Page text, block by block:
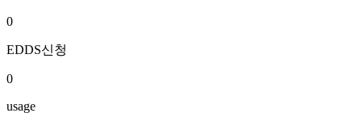
0
EDDS신청
0
usage